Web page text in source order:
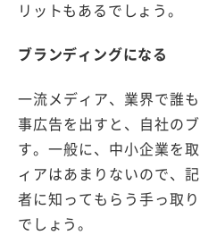
リットもあるでしょう。
ブランディングになる
一流メディア、業界で誰
事広告を出すと、自社の
す。一般に、中小企業を
ィアはあまりないので、
者に知ってもらう手っ取
でしょう。